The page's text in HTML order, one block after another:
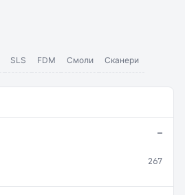
SLS FDM Смоли Сканери
267